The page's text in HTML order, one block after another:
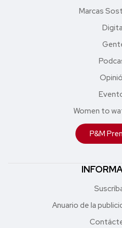
Marcas
Women to
P&M
Anuario de la